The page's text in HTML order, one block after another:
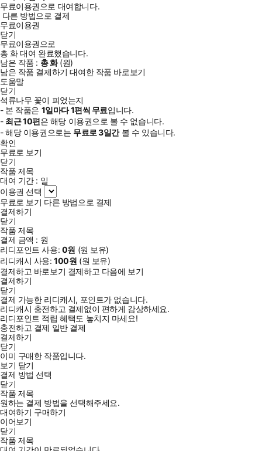
무료이용권으로 대여합니다.
다른 방법으로 결제
무료이용권
닫기
무료이용권으로
총 화대여 완료했습니다.
남은 작품 : 총화(원)
남은 작품 결제하기 대여한 작품 바로보기
도움말
닫기
석류나무 꽃이 피었는지
- 본 작품은 1일마다1편씩 무료입니다.
- 최근10편은 해당 이용권으로 볼 수 없습니다.
- 해당 이용권으로는 무료로3일간볼 수 있습니다.
확인
무료로 보기
닫기
작품 제목
대여 기간 : 일
이용권 선택
무료로 보기 다른 방법으로 결제
결제하기
닫기
작품 제목
결제 금액 : 원
리디포인트 사용: 0원 (원 보유)
리디캐시 사용:100원 (원 보유)
결제하고 바로보기 결제하고 다음에 보기
결제하기
닫기
결제 가능한 리디캐시, 포인트가 없습니다.
리디캐시 충전하고 결제없이 편하게 감상하세요.
리디포인트 적립 혜택도 놓치지 마세요!
충전하고 결제 일반 결제
결제하기
닫기
이미 구매한 작품입니다.
보기 닫기
결제 방법 선택
닫기
작품 제목
원하는 결제 방법을 선택해주세요.
대여하기 구매하기
이어보기
닫기
작품 제목